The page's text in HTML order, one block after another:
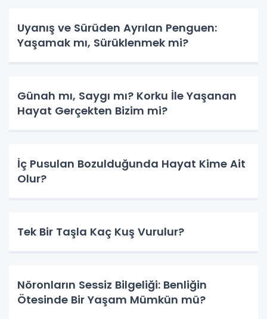
Uyanış ve Sürüden Ayrılan Penguen:
Yaşamak mı, Sürüklenmek mi?
Günah mı, Saygı mı? Korku İle Yaşanan
Hayat Gerçekten Bizim mi?
İç Pusulan Bozulduğunda Hayat Kime Ait
Olur?
Tek Bir Taşla Kaç Kuş Vurulur?
Nöronların Sessiz Bilgeliği: Benliğin
Ötesinde Bir Yaşam Mümkün mü?